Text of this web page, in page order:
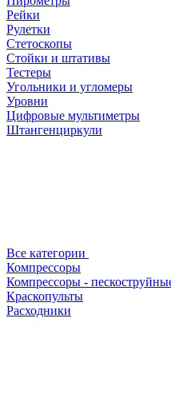
Рейки
Рулетки
Стетоскопы
Стойки и штативы
Тестеры
Угольники и угломеры
Уровни
Цифровые мультиметры
Штангенциркули
Все категории
Компрессоры
Компрессоры -
Краскопульты
Расходники